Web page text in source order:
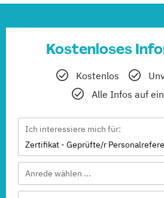
Kostenloses
Kostenlos
Alle Infos auf
Ich interessiere mich für:
Zertifikat - Geprüfte/r
Anrede wählen ...